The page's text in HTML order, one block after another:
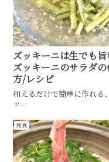
ズッキーニは生でも旨
ズッキーニのサラダの
方/レシピ
和えるだけで簡単に作れる
ッ...
和食